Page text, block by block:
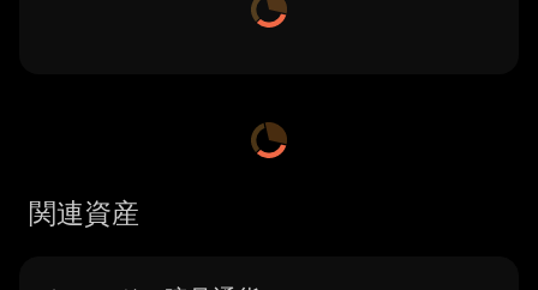
関連資産